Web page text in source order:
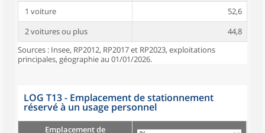
1 voiture
52,6
2 voitures ou plus
44,8
Sources : Insee, RP2012, RP2017 et RP2023, exploitations
principales, géographie au 01/01/2026.
LOG T13 - Emplacement de stationnement
réservé à un usage personnel
Emplacement de